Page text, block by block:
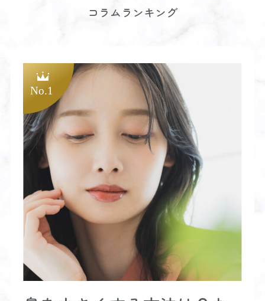
コラムランキング